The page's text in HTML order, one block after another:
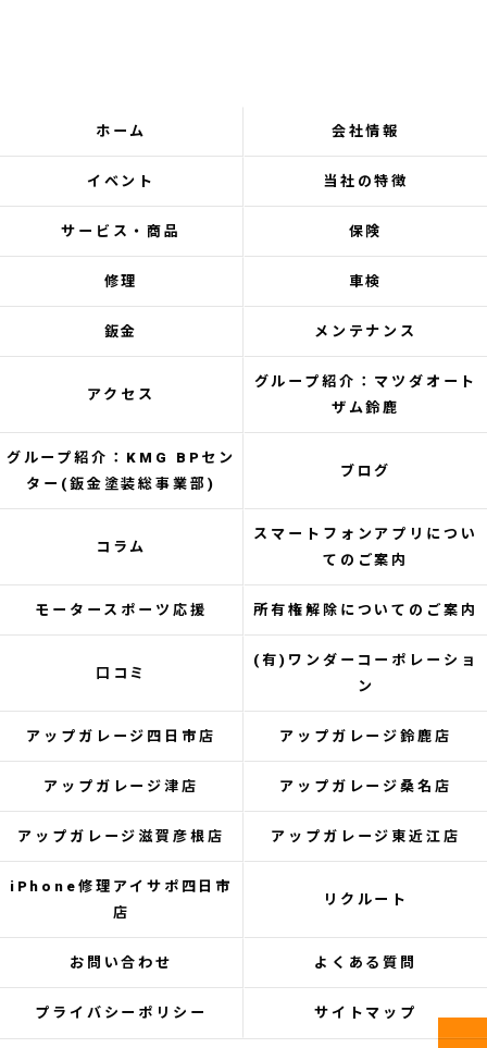
ホーム 会社情報
イベント 当社の特徴
サービス・商品 保険
修理 車検
鈑金 メンテナンス
アクセス
グループ紹介：マツダオート
ザム鈴鹿
グループ紹介：KMG BPセン
ター(鈑金塗装総事業部)
ブログ
コラム
スマートフォンアプリについ
てのご案内
モータースポーツ応援 所有権解除についてのご案内
口コミ
(有)ワンダーコーポレーショ
ン
アップガレージ四日市店 アップガレージ鈴鹿店
アップガレージ津店 アップガレージ桑名店
アップガレージ滋賀彦根店 アップガレージ東近江店
iPhone修理アイサポ四日市
店
リクルート
お問い合わせ よくある質問
プライバシーポリシー サイトマップ